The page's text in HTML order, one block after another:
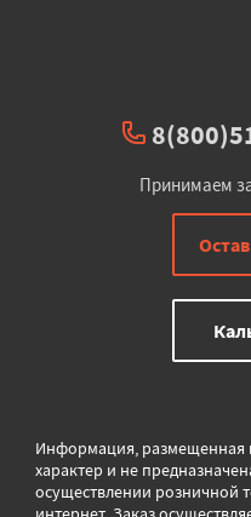
Принимаем
Информация, размещенная
характер и не
осуществлении розничной